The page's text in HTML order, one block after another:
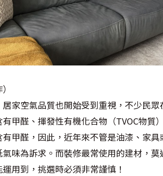
家空氣品質也開始受到重視，不少民
甲醛、揮發性有機化合物（TVOC物質
甲醛，因此，近年來不管是油漆、家
味為訴求。而裝修最常使用的建材，
用到，挑選時必須非常謹慎！